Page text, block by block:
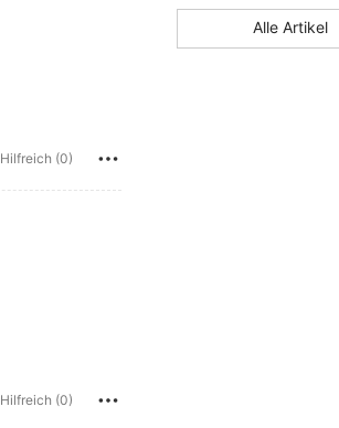
Hilfreich (0)
Hilfreich (0)
4,88
Alle Artikel